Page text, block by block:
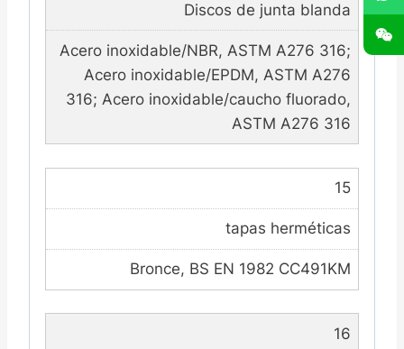
Discos de junta blanda
Acero inoxidable/NBR, ASTM A276 316;
Acero inoxidable/EPDM, ASTM A276
316; Acero inoxidable/caucho fluorado,
ASTM A276 316
15
tapas herméticas
Bronce, BS EN 1982 CC491KM
16